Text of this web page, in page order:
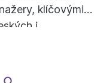
klíčovými
i
praktické
a koučovací